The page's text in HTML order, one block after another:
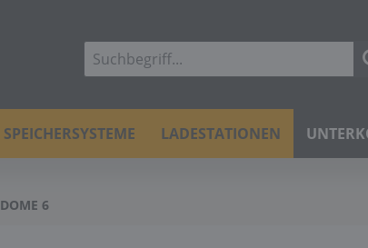
SPEICHERSYSTEME LADESTATIONEN
DOME 6